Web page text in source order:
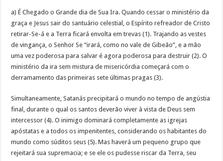
a) É Chegado o Grande dia de Sua Ira. Quando cessar o ministério da
graça e Jesus sair do santuário celestial, o Espírito refreador de Cristo
retirar-Se-á e a Terra ficará envolta em trevas (1). Trajando as vestes
de vingança, o Senhor Se “irará, como no vale de Gibeão”, e a mão
uma vez poderosa para salvar é agora poderosa para destruir (2). O
ministério da ira sem mistura de misericórdia começará com o
derramamento das primeiras sete últimas pragas (3).
Simultaneamente, Satanás precipitará o mundo no tempo de angústia
final, durante o qual os santos deverão viver à vista de Deus sem
intercessor (4). O inimigo dominará completamente as igrejas
apóstatas e a todos os impenitentes, considerando os habitantes do
mundo como súditos seus (5). Mas haverá um pequeno grupo que
rejeitará sua supremacia; e se ele os pudesse riscar da Terra, seu